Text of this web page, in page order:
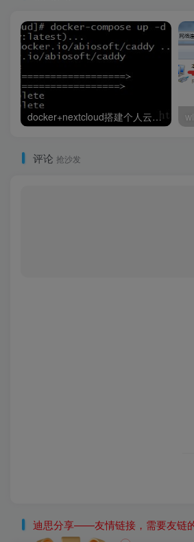
docker+nextcloud搭建个人云存储系统的实现
评论 抢沙发
迪思分享——友情链接，需要友链